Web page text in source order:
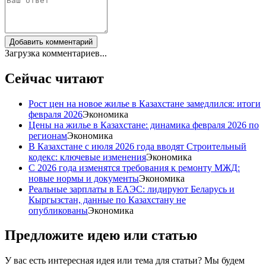
Добавить комментарий
Загрузка комментариев...
Сейчас читают
Рост цен на новое жилье в Казахстане замедлился: итоги
февраля 2026Экономика
Цены на жилье в Казахстане: динамика февраля 2026 по
регионамЭкономика
В Казахстане с июля 2026 года вводят Строительный
кодекс: ключевые измененияЭкономика
С 2026 года изменятся требования к ремонту МЖД:
новые нормы и документыЭкономика
Реальные зарплаты в ЕАЭС: лидируют Беларусь и
Кыргызстан, данные по Казахстану не
опубликованыЭкономика
Предложите идею или статью
У вас есть интересная идея или тема для статьи? Мы будем